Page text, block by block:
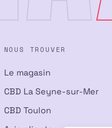
NOUS TROUVER
Le magasin
CBD La Seyne-sur-Mer
CBD Toulon